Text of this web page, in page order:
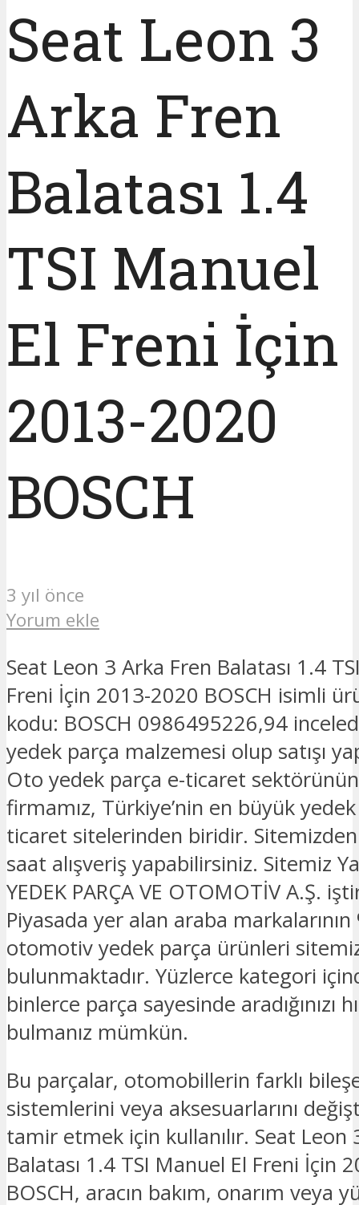
Seat Leon 3
Arka Fren
Balatası 1.4
TSI Manuel
El Freni İçin
2013-2020
BOSCH
3 yıl önce
Yorum ekle
Seat Leon 3 Arka Fren Balatası 1.4
Freni İçin 2013-2020 BOSCH isimli
kodu: BOSCH 0986495226,94
yedek parça malzemesi olup satışı
Oto yedek parça e-ticaret
firmamız, Türkiye’nin en büyük
ticaret sitelerinden biridir.
saat alışveriş yapabilirsiniz. Sitemiz
YEDEK PARÇA VE OTOMOTİV A.Ş.
Piyasada yer alan araba markalarının
otomotiv yedek parça ürünleri
bulunmaktadır. Yüzlerce kategori
binlerce parça sayesinde aradığınızı
bulmanız mümkün.
Bu parçalar, otomobillerin farklı
sistemlerini veya aksesuarlarını
tamir etmek için kullanılır. Seat Leon
Balatası 1.4 TSI Manuel El Freni İçin
BOSCH, aracın bakım, onarım veya